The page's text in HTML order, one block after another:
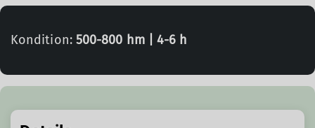
Kondition: 500-800 hm | 4-6 h